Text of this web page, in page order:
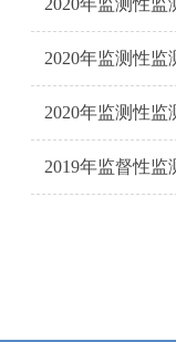
2020年监测性监
2020年监测性监
2020年监测性监
2019年监督性监